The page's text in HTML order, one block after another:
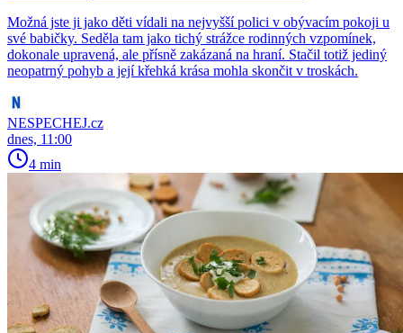
Možná jste ji jako děti vídali na nejvyšší polici v obývacím pokoji u
své babičky. Seděla tam jako tichý strážce rodinných vzpomínek,
dokonale upravená, ale přísně zakázaná na hraní. Stačil totiž jediný
neopatrný pohyb a její křehká krása mohla skončit v troskách.
NESPECHEJ.cz
dnes, 11:00
4 min